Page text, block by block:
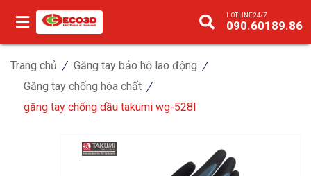
HOTLINE 24/7
090.60189.86
Trang chủ
Găng tay bảo hộ lao động
Găng tay chống hóa chất
găng tay chống dầu takumi wg-528l